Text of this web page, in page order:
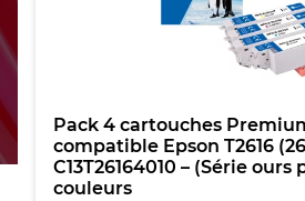
Pack 4 cartouches
compatible Epson T2616
C13T26164010 – (Série ours
couleurs